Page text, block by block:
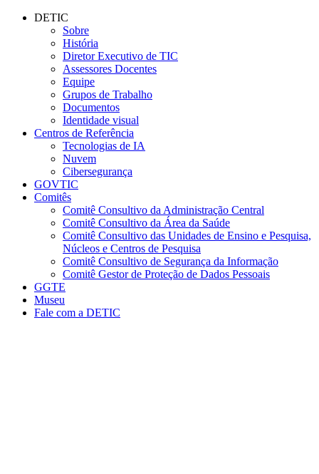
Conteúdo principal
DETIC
Sobre
História
Diretor Executivo de TIC
Assessores Docentes
Equipe
Grupos de Trabalho
Documentos
Identidade visual
Centros de Referência
Tecnologias de IA
Nuvem
Cibersegurança
GOVTIC
Comitês
Comitê Consultivo da Administração Central
Comitê Consultivo da Área da Saúde
Comitê Consultivo das Unidades de Ensino e Pesquisa,
Núcleos e Centros de Pesquisa
Comitê Consultivo de Segurança da Informação
Comitê Gestor de Proteção de Dados Pessoais
GGTE
Museu
Fale com a DETIC